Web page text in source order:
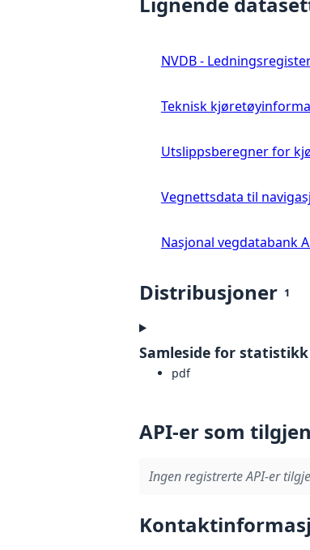
NVDB -
Teknisk
Utslippsberegner for
Vegnettsdata til
Nasjonal vegdatabank
Distribusjoner 1
Samleside for statistikk
pdf
API-er som
Ingen registrerte API-er